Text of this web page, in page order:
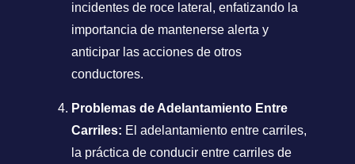
incidentes de roce lateral, enfatizando la
importancia de mantenerse alerta y
anticipar las acciones de otros
conductores.
Problemas de Adelantamiento Entre
Carriles: El adelantamiento entre carriles,
la práctica de conducir entre carriles de